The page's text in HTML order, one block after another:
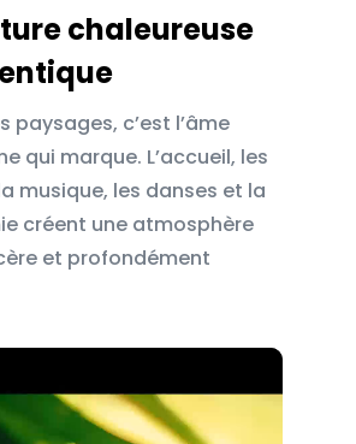
chaleureuse
paysages, c’est l’âme
qui marque. L’accueil, les
musique, les danses et la
créent une atmosphère
et profondément